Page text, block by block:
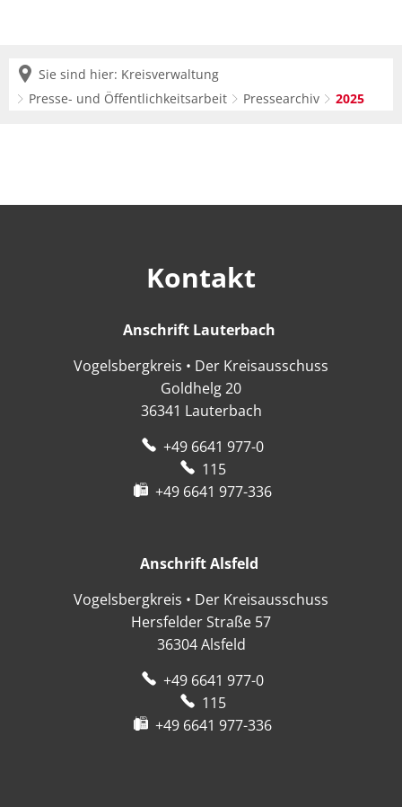
Sie sind hier: Kreisverwaltung
Presse- und Öffentlichkeitsarbeit
Pressearchiv 2025
Kontakt
Anschrift Lauterbach
Vogelsbergkreis • Der Kreisausschuss
Goldhelg 20
36341 Lauterbach
+49 6641 977-0
115
+49 6641 977-336
Anschrift Alsfeld
Vogelsbergkreis • Der Kreisausschuss
Hersfelder Straße 57
36304 Alsfeld
+49 6641 977-0
115
+49 6641 977-336